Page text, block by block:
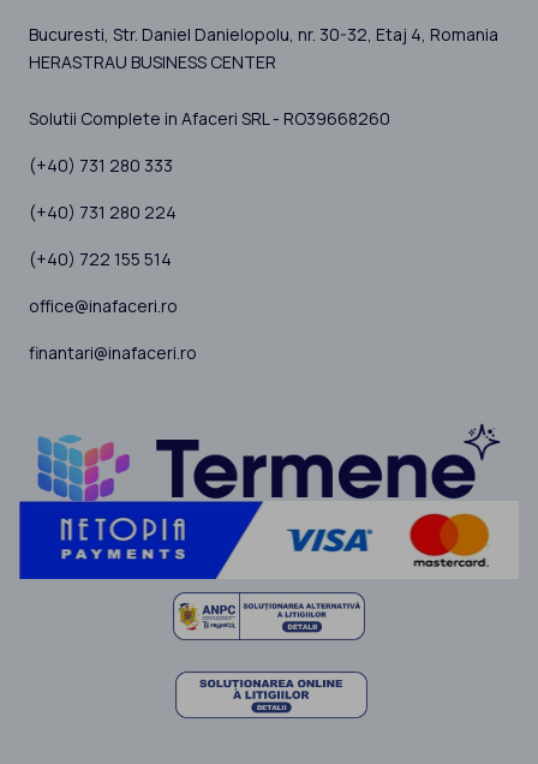
Bucuresti, Str. Daniel Danielopolu, nr. 30-32, Etaj 4, Romania
HERASTRAU BUSINESS CENTER
Solutii Complete in Afaceri SRL - RO39668260
(+40) 731 280 333
(+40) 731 280 224
(+40) 722 155 514
office@inafaceri.ro
finantari@inafaceri.ro